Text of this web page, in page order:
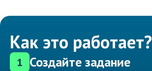
Как это работает?
1 Создайте задание